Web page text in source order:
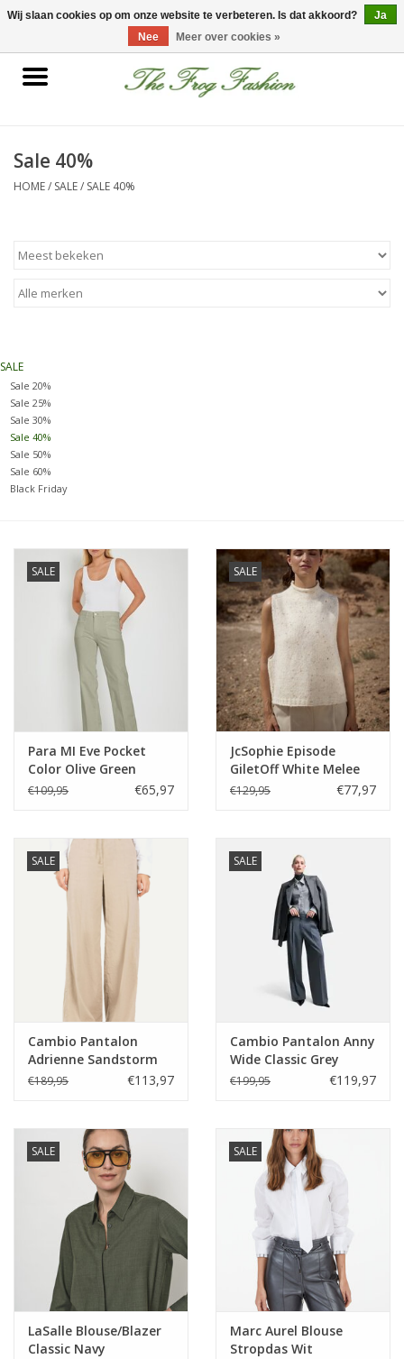
0 Artikelen - €0,00
Home
Nieuwe collectie
Accessoires
Schoenen
Merken
Sale 40%
HOME/ SALE/ SALE 40%
SALE
Sale 20%
Sale 25%
Sale 30%
Sale 40%
Sale 50%
Sale 60%
Black Friday
SALE
Para MI Eve Pocket
Color Olive Green
€109,95 €65,97
SALE
JcSophie Episode
GiletOff White Melee
€129,95 €77,97
SALE
Cambio Pantalon
Adrienne Sandstorm
€189,95 €113,97
SALE
Cambio Pantalon Anny
Wide Classic Grey
Melange
€199,95 €119,97
SALE
LaSalle Blouse/Blazer
Classic Navy
SALE
Marc Aurel Blouse
Stropdas Wit
Wij slaan cookies op om onze website te verbeteren. Is dat akkoord?
Ja
Nee
Meer over cookies »